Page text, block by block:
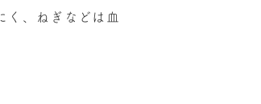
く、ねぎなどは血